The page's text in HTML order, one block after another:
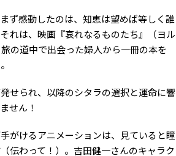
ず感動したのは、知恵は望めば等しく誰
れは、映画『哀れなるものたち』（ヨル
の道中で出会った婦人から一冊の本を
せられ、以降のシタラの選択と運命に響
せん！
がけるアニメーションは、見ていると瞳
伝わって！）。吉田健一さんのキャラク